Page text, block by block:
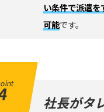
い条件で派遣を
可能です。
社長がタ